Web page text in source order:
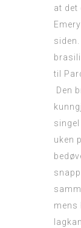
at det
til
Den
singel
uken
mens